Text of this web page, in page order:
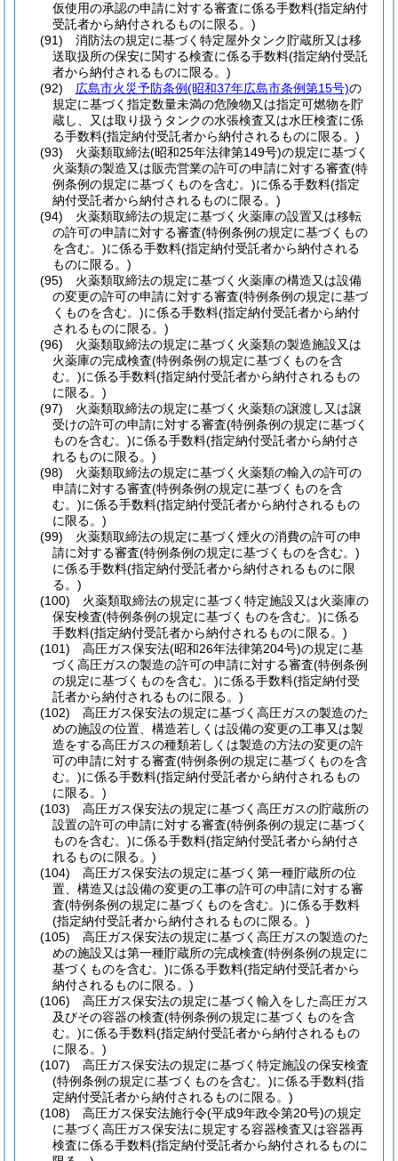
仮使用の承認の申請に対する審査に係る手数料(指定納付
受託者から納付されるものに限る。)
(91)
消防法の規定に基づく特定屋外タンク貯蔵所又は移
送取扱所の保安に関する検査に係る手数料(指定納付受託
者から納付されるものに限る。)
(92)
広島市火災予防条例(昭和37年広島市条例第15号)の
規定に基づく指定数量未満の危険物又は指定可燃物を貯
蔵し、又は取り扱うタンクの水張検査又は水圧検査に係
る手数料(指定納付受託者から納付されるものに限る。)
(93)
火薬類取締法(昭和25年法律第149号)の規定に基づく
火薬類の製造又は販売営業の許可の申請に対する審査(特
例条例の規定に基づくものを含む。)に係る手数料(指定
納付受託者から納付されるものに限る。)
(94)
火薬類取締法の規定に基づく火薬庫の設置又は移転
の許可の申請に対する審査(特例条例の規定に基づくもの
を含む。)に係る手数料(指定納付受託者から納付される
ものに限る。)
(95)
火薬類取締法の規定に基づく火薬庫の構造又は設備
の変更の許可の申請に対する審査(特例条例の規定に基づ
くものを含む。)に係る手数料(指定納付受託者から納付
されるものに限る。)
(96)
火薬類取締法の規定に基づく火薬類の製造施設又は
火薬庫の完成検査(特例条例の規定に基づくものを含
む。)に係る手数料(指定納付受託者から納付されるもの
に限る。)
(97)
火薬類取締法の規定に基づく火薬類の譲渡し又は譲
受けの許可の申請に対する審査(特例条例の規定に基づく
ものを含む。)に係る手数料(指定納付受託者から納付さ
れるものに限る。)
(98)
火薬類取締法の規定に基づく火薬類の輸入の許可の
申請に対する審査(特例条例の規定に基づくものを含
む。)に係る手数料(指定納付受託者から納付されるもの
に限る。)
(99)
火薬類取締法の規定に基づく煙火の消費の許可の申
請に対する審査(特例条例の規定に基づくものを含む。)
に係る手数料(指定納付受託者から納付されるものに限
る。)
(100)
火薬類取締法の規定に基づく特定施設又は火薬庫の
保安検査(特例条例の規定に基づくものを含む。)に係る
手数料(指定納付受託者から納付されるものに限る。)
(101)
高圧ガス保安法(昭和26年法律第204号)の規定に基
づく高圧ガスの製造の許可の申請に対する審査(特例条例
の規定に基づくものを含む。)に係る手数料(指定納付受
託者から納付されるものに限る。)
(102)
高圧ガス保安法の規定に基づく高圧ガスの製造のた
めの施設の位置、構造若しくは設備の変更の工事又は製
造をする高圧ガスの種類若しくは製造の方法の変更の許
可の申請に対する審査(特例条例の規定に基づくものを含
む。)に係る手数料(指定納付受託者から納付されるもの
に限る。)
(103)
高圧ガス保安法の規定に基づく高圧ガスの貯蔵所の
設置の許可の申請に対する審査(特例条例の規定に基づく
ものを含む。)に係る手数料(指定納付受託者から納付さ
れるものに限る。)
(104)
高圧ガス保安法の規定に基づく第一種貯蔵所の位
置、構造又は設備の変更の工事の許可の申請に対する審
査(特例条例の規定に基づくものを含む。)に係る手数料
(指定納付受託者から納付されるものに限る。)
(105)
高圧ガス保安法の規定に基づく高圧ガスの製造のた
めの施設又は第一種貯蔵所の完成検査(特例条例の規定に
基づくものを含む。)に係る手数料(指定納付受託者から
納付されるものに限る。)
(106)
高圧ガス保安法の規定に基づく輸入をした高圧ガス
及びその容器の検査(特例条例の規定に基づくものを含
む。)に係る手数料(指定納付受託者から納付されるもの
に限る。)
(107)
高圧ガス保安法の規定に基づく特定施設の保安検査
(特例条例の規定に基づくものを含む。)に係る手数料(指
定納付受託者から納付されるものに限る。)
(108)
高圧ガス保安法施行令(平成9年政令第20号)の規定
に基づく高圧ガス保安法に規定する容器検査又は容器再
検査に係る手数料(指定納付受託者から納付されるものに